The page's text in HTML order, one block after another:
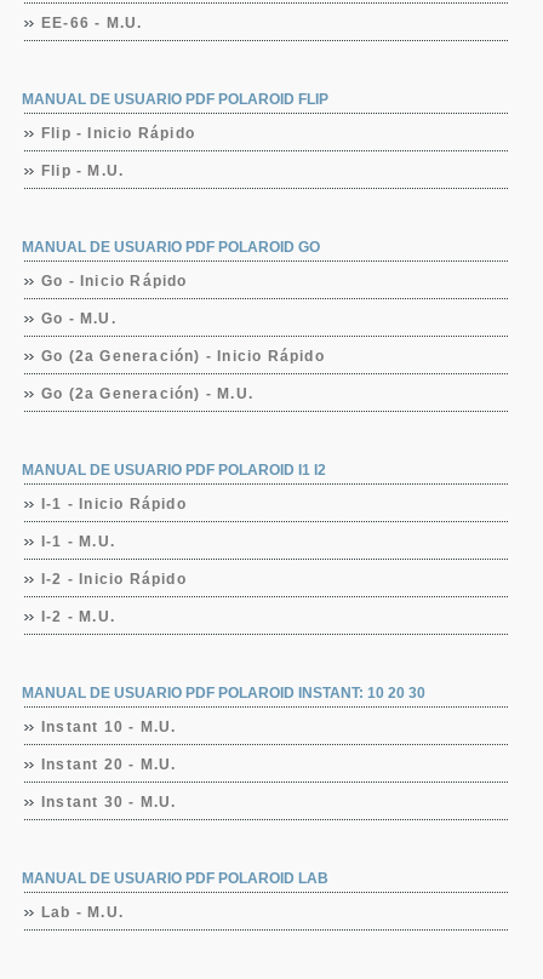
EE-66 - M.U.
MANUAL DE USUARIO PDF POLAROID FLIP
Flip - Inicio Rápido
Flip - M.U.
MANUAL DE USUARIO PDF POLAROID GO
Go - Inicio Rápido
Go - M.U.
Go (2a Generación) - Inicio Rápido
Go (2a Generación) - M.U.
MANUAL DE USUARIO PDF POLAROID I1 I2
I-1 - Inicio Rápido
I-1 - M.U.
I-2 - Inicio Rápido
I-2 - M.U.
MANUAL DE USUARIO PDF POLAROID INSTANT: 10 20 30
Instant 10 - M.U.
Instant 20 - M.U.
Instant 30 - M.U.
MANUAL DE USUARIO PDF POLAROID LAB
Lab - M.U.